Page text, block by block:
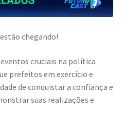
chegando!
cruciais na política
prefeitos em exercício e
de conquistar a confiança e
suas realizações e